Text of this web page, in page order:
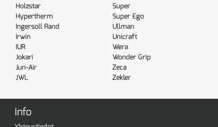
Holzstar
Hypertherm
Ingersoll Rand
Irwin
IUR
Jokari
Jun-Air
JWL
Super
Super Ego
Ullman
Unicraft
Wera
Wonder Grip
Zeca
Zekler
Info